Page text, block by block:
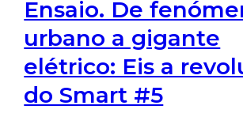
Ensaio. De
urbano a gigante
elétrico: Eis a
do Smart #5